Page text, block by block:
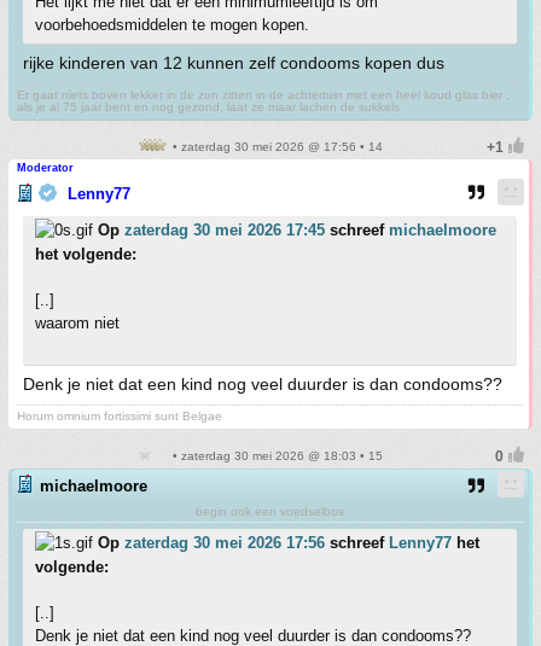
voorbehoedsmiddelen te mogen kopen.
rijke kinderen van 12 kunnen zelf condooms kopen dus
Er gaat niets boven lekker in de zon zitten in de achtertuin met een heel koud glas bier ,
als je al 75 jaar bent en nog gezond, laat ze maar lachen de sukkels
• zaterdag 30 mei 2026 @ 17:56 • 14
Moderator
Lenny77
Op zaterdag 30 mei 2026 17:45 schreef michaelmoore
het volgende:
[..]
waarom niet
Denk je niet dat een kind nog veel duurder is dan condooms??
Horum omnium fortissimi sunt Belgae
• zaterdag 30 mei 2026 @ 18:03 • 15
michaelmoore
begin ook een voedselbos
Op zaterdag 30 mei 2026 17:56 schreef Lenny77 het
volgende:
[..]
Denk je niet dat een kind nog veel duurder is dan condooms??